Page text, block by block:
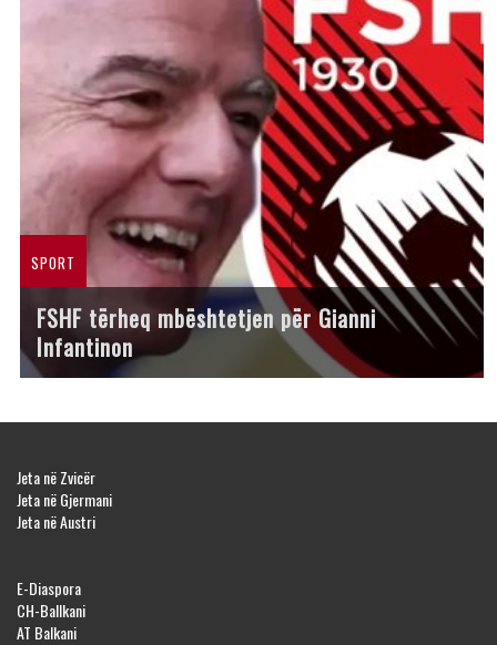
SPORT
FSHF tërheq mbështetjen për Gianni
Infantinon
Jeta në Zvicër
Jeta në Gjermani
Jeta në Austri
E-Diaspora
CH-Ballkani
AT Balkani